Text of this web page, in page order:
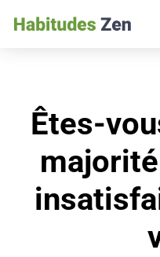
Êtes-